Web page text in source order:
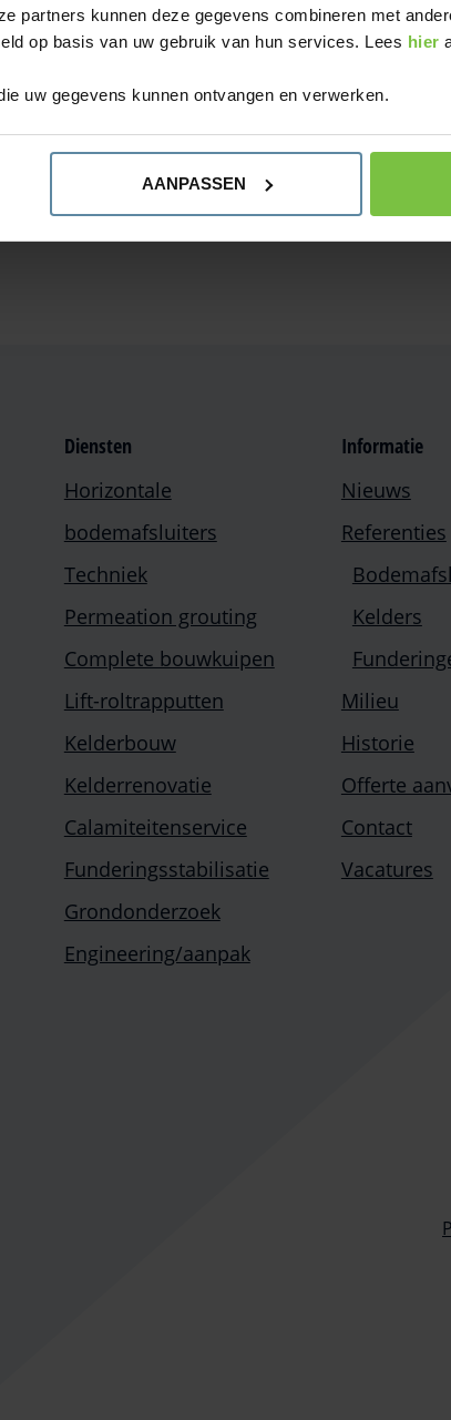
partners kunnen deze gegevens combineren met
op basis van uw gebruik van hun services. Lees hier
uw gegevens kunnen ontvangen en verwerken.
AANPASSEN
kleine handmatige reparaties op afstand
of meer omvangrijke reparaties
te beoordelen. Op basis van die inspectie
en de kosten onderbouwd.
betonreparatie kun je bij Soil-ID ook terecht
Diensten
Horizontale
bodemafsluiters
Techniek
Permeation grouting
Complete bouwkuipen
Lift-roltrapputten
Kelderbouw
Kelderrenovatie
Calamiteitenservice
Funderingsstabilisatie
Grondonderzoek
Engineering/aanpak
Informatie
Nieuws
Referenties
Kelders
Milieu
Historie
Offerte
Contact
Vacatures